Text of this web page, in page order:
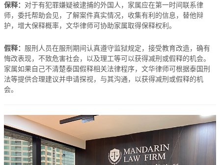
保释： 对于有犯罪嫌疑被逮捕的外国人，家属应在第一时间联系律
师，委托帮助会见，了解案件真实情况，收集有利的信息，替他辩
护，增大保释概率，文华律师可协助家属取得保释权利。
假释： 服刑人员在服刑期间认真遵守监狱规定，接受教育改造，确有
悔改表现，不致危害社会，以及理工等可以获得减刑或假释的机会。
家属如果自己不清楚泰国假释相关法律程序，文华律师可根据泰国刑
法等提供合理建议并申请探视，与其沟通，以获得减刑或假释的机
会。